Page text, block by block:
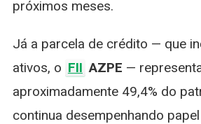
próximos meses.
Já a parcela de crédito — que
ativos, o FII AZPE —
aproximadamente 49,4% do
continua desempenhando